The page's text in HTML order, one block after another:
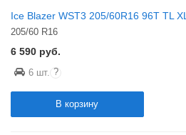
Ice Blazer WST3 205/60R16 96T TL XL
205/60 R16
6 590 руб.
6 шт. ?
В корзину